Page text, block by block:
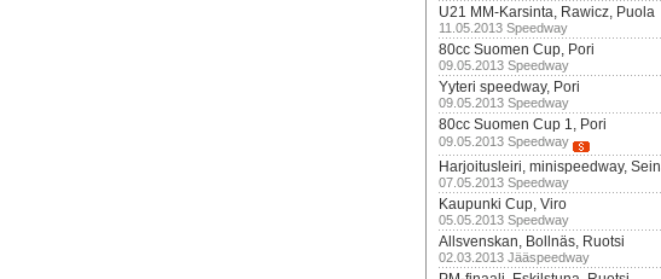
U21 MM-Karsinta, Rawicz, Puola
11.05.2013 Speedway
80cc Suomen Cup, Pori
09.05.2013 Speedway
Yyteri speedway, Pori
09.05.2013 Speedway
80cc Suomen Cup 1, Pori
09.05.2013 Speedway
Harjoitusleiri, minispeedway,
07.05.2013 Speedway
Kaupunki Cup, Viro
05.05.2013 Speedway
Allsvenskan, Bollnäs, Ruotsi
02.03.2013 Jääspeedway